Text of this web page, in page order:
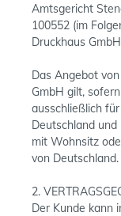
Amtsgericht
100552 (im
Druckhaus
Das Angebot
GmbH gilt,
ausschließlich
Deutschland
mit Wohnsitz
von Deutschland.
2.
Der Kunde kann